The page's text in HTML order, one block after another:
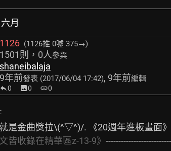
月
1126 (1126推 0噓 375→)
1501則，0人參與
shaneibalaja
9年前發表 (2017/06/04 17:42), 9年前編輯
0 image0 link0
是金曲獎拉\(^▽^)/. 《20週年進板畫面》
皆收錄在精華區z-13-9》